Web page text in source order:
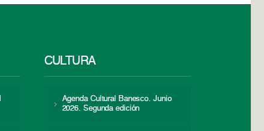
CULTURA
Agenda Cultural Banesco. Junio
2026. Segunda edición